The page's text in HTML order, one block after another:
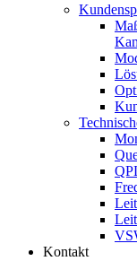
Kontakt